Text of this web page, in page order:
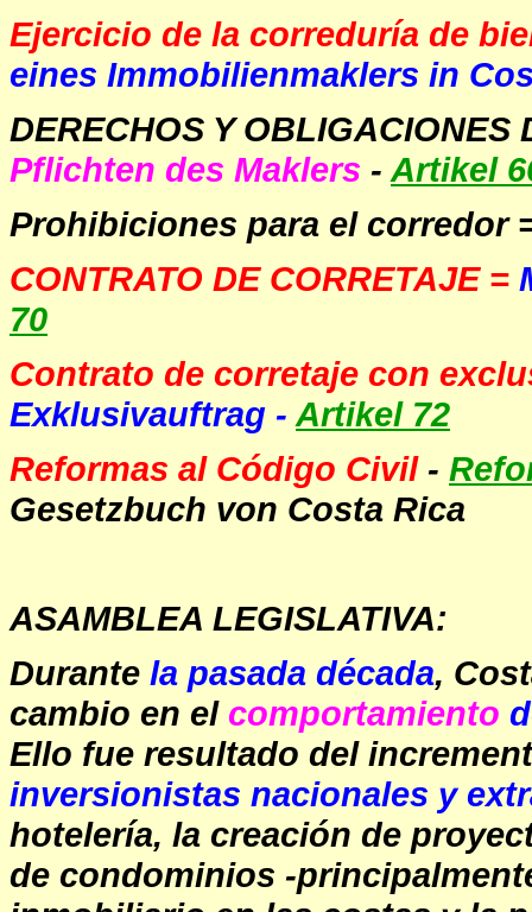
Ejercicio de la correduría de
eines Immobilienmaklers in
DERECHOS Y OBLIGACIONES
Pflichten des Maklers - Artikel
Prohibiciones para el corredor
CONTRATO DE CORRETAJE=
70
Contrato de corretaje con
Exklusivauftrag - Artikel 72
Reformas al Código Civil-
Gesetzbuch von Costa Rica
ASAMBLEA LEGISLATIVA:
Durante la pasada década,
cambio en el comportamiento
Ello fue resultado del
inversionistas nacionales y
hotelería, la creación de
de condominios -